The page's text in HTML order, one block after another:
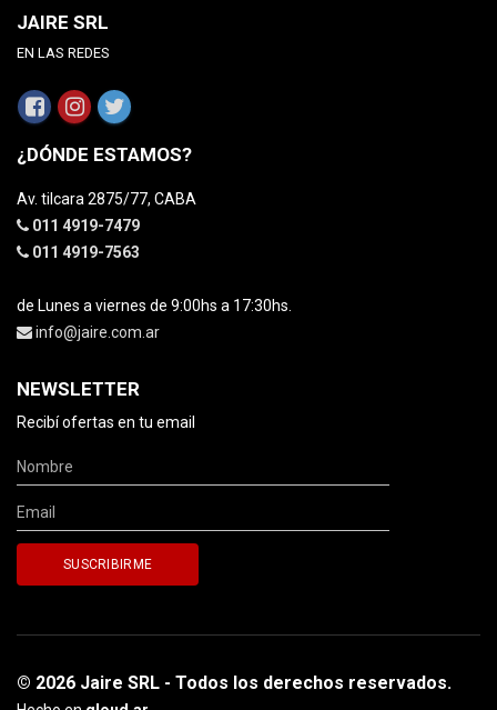
JAIRE SRL
EN LAS REDES
¿DÓNDE ESTAMOS?
Av. tilcara 2875/77, CABA
011 4919-7479
011 4919-7563
de Lunes a viernes de 9:00hs a 17:30hs.
info@jaire.com.ar
NEWSLETTER
Recibí ofertas en tu email
© 2026 Jaire SRL - Todos los derechos reservados.